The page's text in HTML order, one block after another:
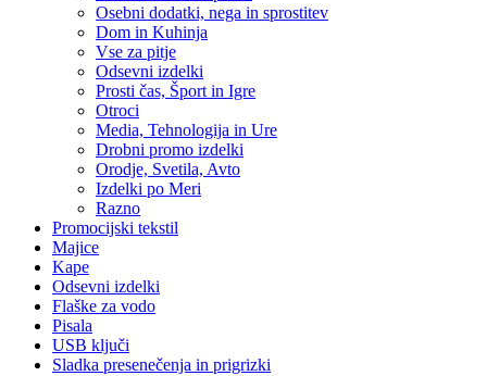
Osebni dodatki, nega in sprostitev
Dom in Kuhinja
Vse za pitje
Odsevni izdelki
Prosti čas, Šport in Igre
Otroci
Media, Tehnologija in Ure
Drobni promo izdelki
Orodje, Svetila, Avto
Izdelki po Meri
Razno
Promocijski tekstil
Majice
Kape
Odsevni izdelki
Flaške za vodo
Pisala
USB ključi
Sladka presenečenja in prigrizki